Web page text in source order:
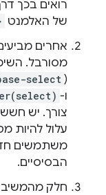
רואים בכך
של האלמנט
אחרים
מסורבל.
(
select
ו-
צורך. יש
עלול להיות
משתמשים
הבסיסיים.
חלק